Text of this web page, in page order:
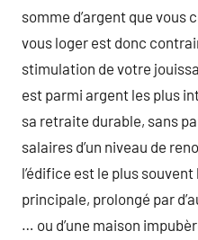
somme d’argent que vous
vous loger est donc
stimulation de votre
est parmi argent les plus
sa retraite durable, sans
salaires d’un niveau de
l’édifice est le plus
principale, prolongé par
… ou d’une maison